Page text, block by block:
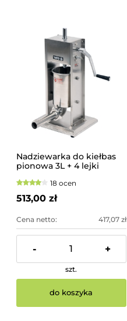
Nadziewarka do kiełbas
pionowa 3L + 4 lejki
18 ocen
513,00 zł
Cena netto: 417,07 zł
- +
szt.
do koszyka